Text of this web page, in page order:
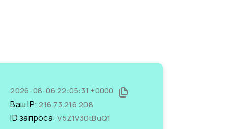
2026-08-06 22:05:31 +0000
Ваш IP:216.73.216.208
ID запроса:V5Z1V30tBuQ1